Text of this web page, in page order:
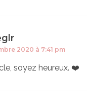
2020 à 7:41 pm
soyez heureux. ❤️